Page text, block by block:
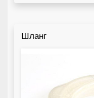
Шланг